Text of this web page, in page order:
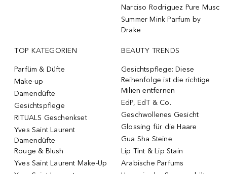
Narciso Rodriguez Pure Musc
Summer Mink Parfum by
Drake
TOP KATEGORIEN
Parfüm & Düfte
Make-up
Damendüfte
Gesichtspflege
RITUALS Geschenkset
Yves Saint Laurent
Damendüfte
Rouge & Blush
Yves Saint Laurent Make-Up
BEAUTY TRENDS
Gesichtspflege: Diese
Reihenfolge ist die richtige
Milien entfernen
EdP, EdT & Co.
Geschwollenes Gesicht
Glossing für die Haare
Gua Sha Steine
Lip Tint & Lip Stain
Arabische Parfums